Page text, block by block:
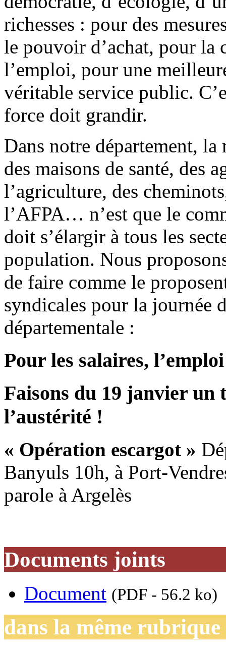
richesses : pour des
le pouvoir d’achat, pour la
l’emploi, pour une
véritable service public.
force doit grandir.
Dans notre département,
des maisons de santé, des
l’agriculture, des
l’AFPA… n’est que le
doit s’élargir à tous les
population. Nous
de faire comme le
syndicales pour la journée
départementale :
Pour les salaires,
Faisons du 19 janvier
l’austérité !
« Opération escargot »
Banyuls 10h, à Port-
parole à Argelès
Documents joints
Document (PDF - 56.2 ko)
dans la même rubrique